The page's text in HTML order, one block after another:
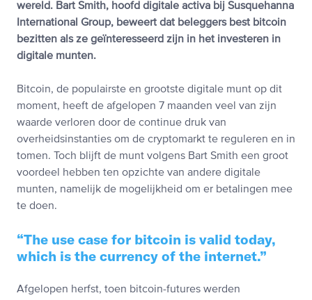
wereld. Bart Smith, hoofd digitale activa bij Susquehanna
International Group, beweert dat beleggers best bitcoin
bezitten als ze geïnteresseerd zijn in het investeren in
digitale munten.
Bitcoin, de populairste en grootste digitale munt op dit
moment, heeft de afgelopen 7 maanden veel van zijn
waarde verloren door de continue druk van
overheidsinstanties om de cryptomarkt te reguleren en in
tomen. Toch blijft de munt volgens Bart Smith een groot
voordeel hebben ten opzichte van andere digitale
munten, namelijk de mogelijkheid om er betalingen mee
te doen.
The use case for bitcoin is valid today,
which is the currency of the internet.
Afgelopen herfst, toen bitcoin-futures werden